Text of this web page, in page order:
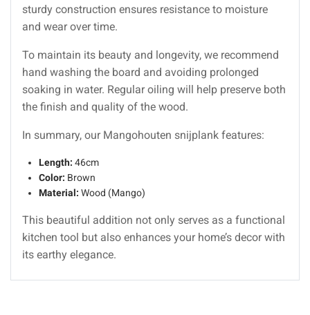
sturdy construction ensures resistance to moisture
and wear over time.
To maintain its beauty and longevity, we recommend
hand washing the board and avoiding prolonged
soaking in water. Regular oiling will help preserve both
the finish and quality of the wood.
In summary, our Mangohouten snijplank features:
Length: 46cm
Color: Brown
Material: Wood (Mango)
This beautiful addition not only serves as a functional
kitchen tool but also enhances your home’s decor with
its earthy elegance.